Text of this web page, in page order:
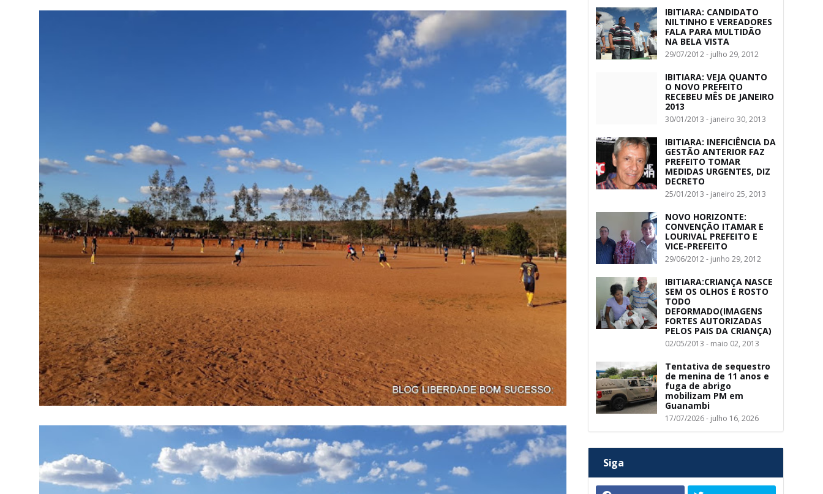
IBITIARA: CANDIDATO
NILTINHO E VEREADORES
FALA PARA MULTIDÃO
NA BELA VISTA
29/07/2012 - julho 29, 2012
IBITIARA: VEJA QUANTO
O NOVO PREFEITO
RECEBEU MÊS DE JANEIRO
2013
30/01/2013 - janeiro 30, 2013
IBITIARA: INEFICIÊNCIA DA
GESTÃO ANTERIOR FAZ
PREFEITO TOMAR
MEDIDAS URGENTES, DIZ
DECRETO
25/01/2013 - janeiro 25, 2013
NOVO HORIZONTE:
CONVENÇÃO ITAMAR E
LOURIVAL PREFEITO E
VICE-PREFEITO
29/06/2012 - junho 29, 2012
IBITIARA:CRIANÇA NASCE
SEM OS OLHOS E ROSTO
TODO
DEFORMADO(IMAGENS
FORTES AUTORIZADAS
PELOS PAIS DA CRIANÇA)
02/05/2013 - maio 02, 2013
Tentativa de sequestro
de menina de 11 anos e
fuga de abrigo
mobilizam PM em
Guanambi
17/07/2026 - julho 16, 2026
Siga